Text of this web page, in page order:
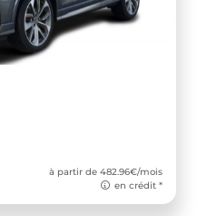
à partir de 482.96€/mois
en crédit *